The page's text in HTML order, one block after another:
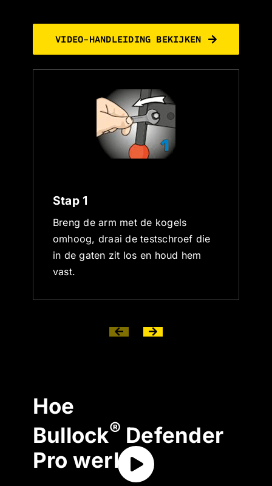
VIDEO-HANDLEIDING BEKIJKEN
Stap 1
Breng de arm met de kogels
omhoog, draai de testschroef die
in de gaten zit los en houd hem
vast.
Hoe
Bullock® Defender
Pro werkt